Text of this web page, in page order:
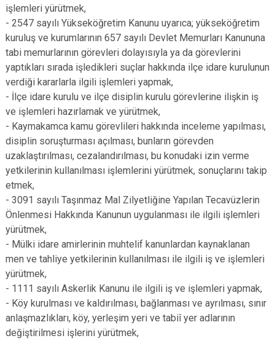
işlemleri yürütmek,
- 2547 sayılı Yükseköğretim Kanunu uyarıca; yükseköğretim
kuruluş ve kurumlarının 657 sayılı Devlet Memurları Kanununa
tabi memurlarının görevleri dolayısıyla ya da görevlerini
yaptıkları sırada işledikleri suçlar hakkında ilçe idare kurulunun
verdiği kararlarla ilgili işlemleri yapmak,
- İlçe idare kurulu ve ilçe disiplin kurulu görevlerine ilişkin iş
ve işlemleri hazırlamak ve yürütmek,
- Kaymakamca kamu görevlileri hakkında inceleme yapılması,
disiplin soruşturması açılması, bunların görevden
uzaklaştırılması, cezalandırılması, bu konudaki izin verme
yetkilerinin kullanılması işlemlerini yürütmek, sonuçlarını takip
etmek,
- 3091 sayılı Taşınmaz Mal Zilyetliğine Yapılan Tecavüzlerin
Önlenmesi Hakkında Kanunun uygulanması ile ilgili işlemleri
yürütmek,
- Mülki idare amirlerinin muhtelif kanunlardan kaynaklanan
men ve tahliye yetkilerinin kullanılması ile ilgili iş ve işlemleri
yürütmek,
- 1111 sayılı Askerlik Kanunu ile ilgili iş ve işlemleri yapmak,
- Köy kurulması ve kaldırılması, bağlanması ve ayrılması, sınır
anlaşmazlıkları, köy, yerleşim yeri ve tabiî yer adlarının
değiştirilmesi işlerini yürütmek,